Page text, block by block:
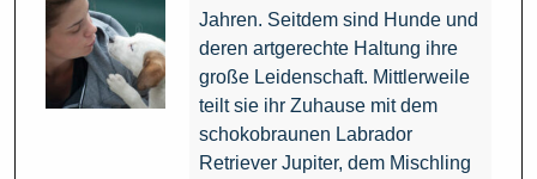
Jahren. Seitdem sind Hunde und
deren artgerechte Haltung ihre
große Leidenschaft. Mittlerweile
teilt sie ihr Zuhause mit dem
schokobraunen Labrador
Retriever Jupiter, dem Mischling